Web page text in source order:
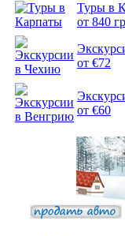
Туры в
от 840
от €72
от €60